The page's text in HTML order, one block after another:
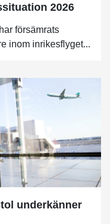
2026
försämrats
inom inrikesflyget...
underkänner